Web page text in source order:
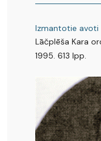
Izmantotie avoti
Lāčplēša Kara
1995. 613 lpp.